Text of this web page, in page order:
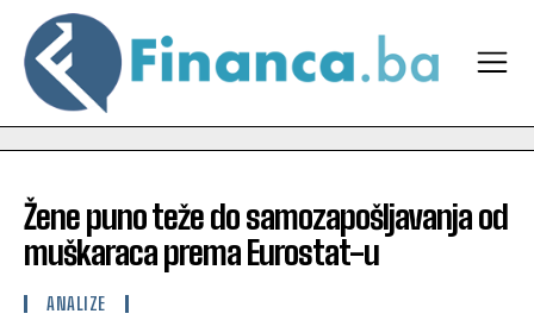
Žene puno teže do samozapošljavanja od
muškaraca prema Eurostat-u
ANALIZE